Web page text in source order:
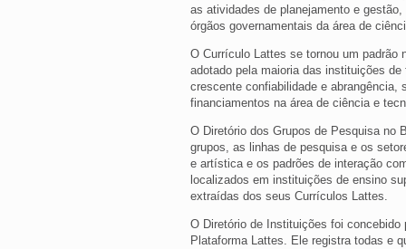
as atividades de planejamento e
órgãos governamentais da área de
O Currículo Lattes se tornou um padrão
adotado pela maioria das instituições
crescente confiabilidade e abrangência,
financiamentos na área de ciência e
O Diretório dos Grupos de Pesquisa no
grupos, as linhas de pesquisa e os
e artística e os padrões de interação
localizados em instituições de ensino
extraídas dos seus Currículos Lattes.
O Diretório de Instituições foi
Plataforma Lattes. Ele registra todas e